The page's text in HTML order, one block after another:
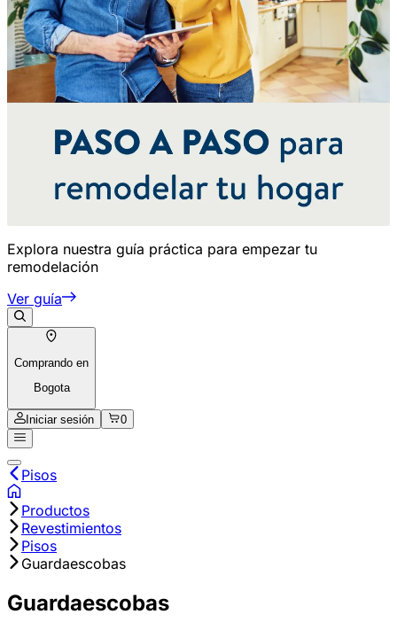
Explora nuestra guía práctica para empezar tu
remodelación
Ver guía
Comprando en
Bogota
Iniciar sesión 0
Pisos
Productos
Revestimientos
Pisos
Guardaescobas
Guardaescobas